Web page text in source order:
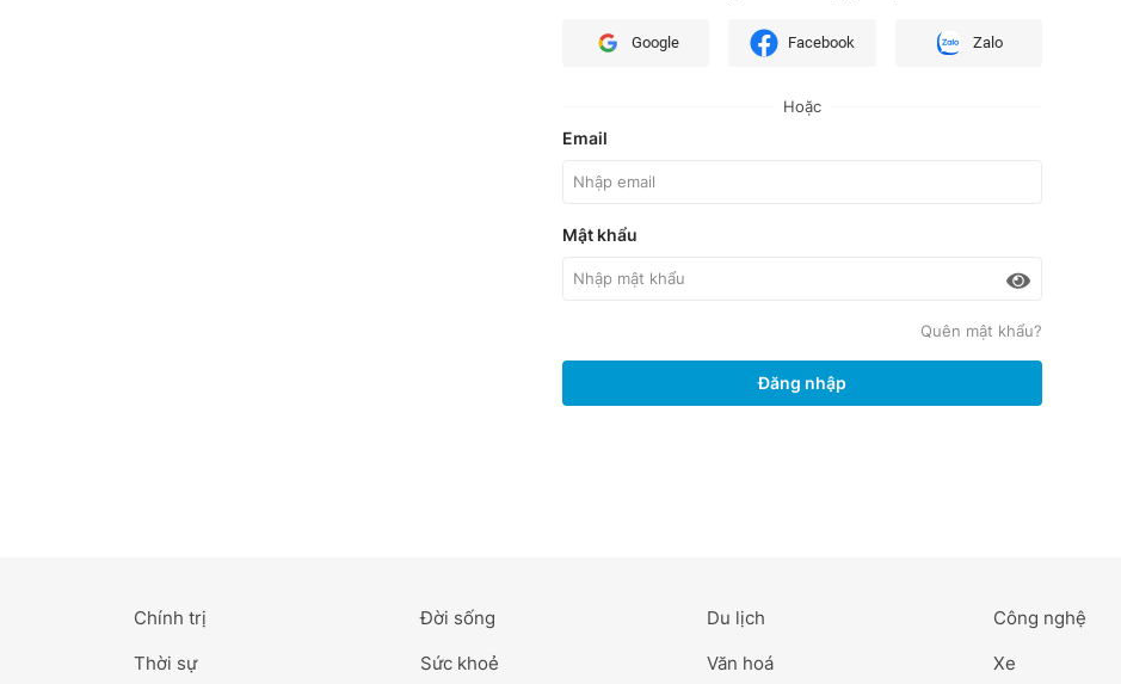
Đắk Lắk
Google Facebook Zalo
Hoặc
Email
Mật khẩu
Quên mật khẩu?
Đăng nhập
Chính trị
Thời sự
Đời sống
Sức khoẻ
Du lịch
Văn hoá
Công nghệ
Xe